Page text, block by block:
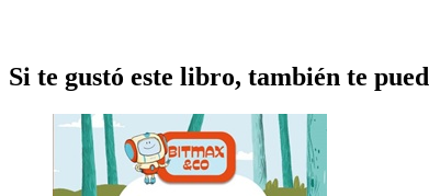
Si te gustó este libro, también te